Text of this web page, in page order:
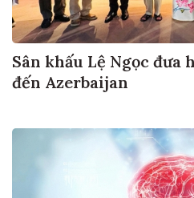
Sân khấu Lệ Ngọc đưa
đến Azerbaijan